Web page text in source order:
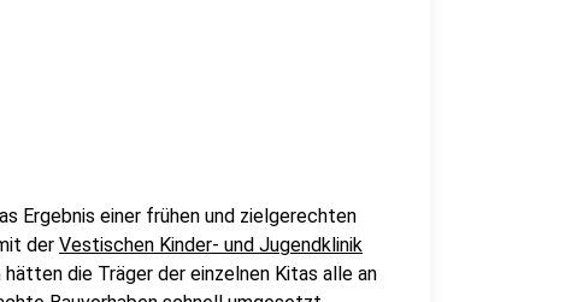
Ergebnis einer frühen und zielgerechten
der Vestischen Kinder- und Jugendklinik
die Träger der einzelnen Kitas alle an